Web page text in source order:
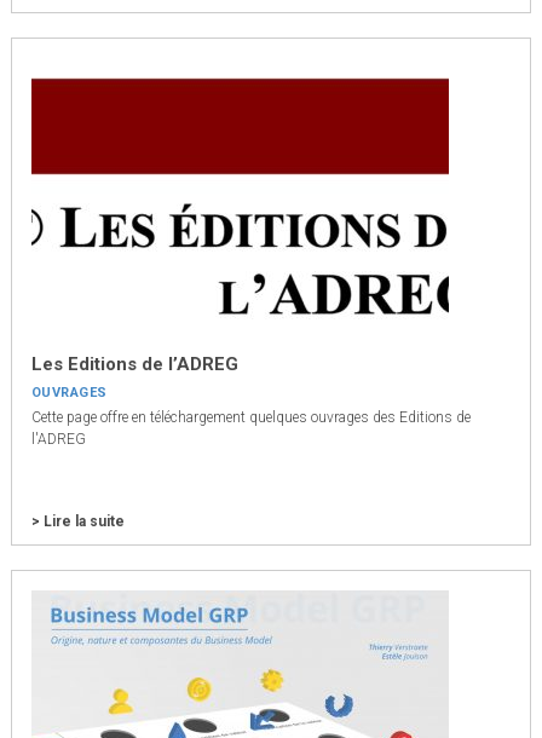
Les Editions de l’ADREG
OUVRAGES
Cette page offre en téléchargement quelques ouvrages des Editions de
l'ADREG
> Lire la suite